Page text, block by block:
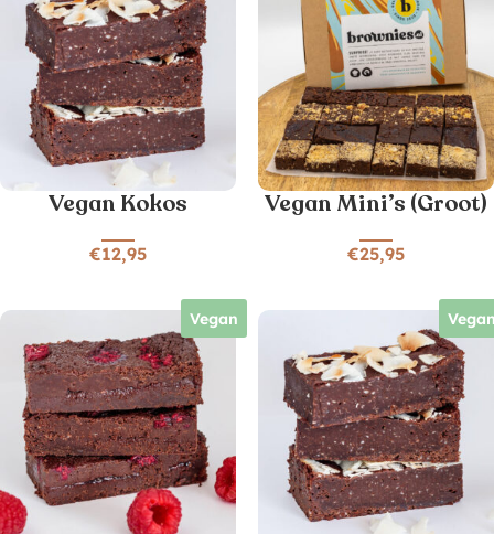
Vegan Kokos
€12,95
Vegan Mini’s (Groot)
€25,95
Vegan